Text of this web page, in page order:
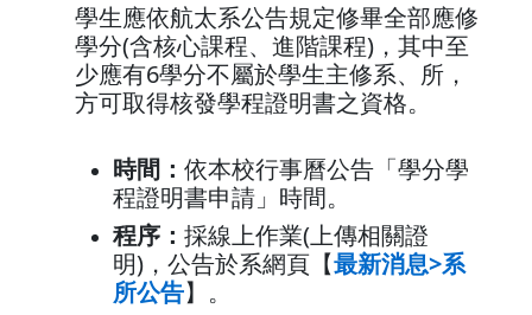
學生應依航太系公告規定修畢全部應修
學分(含核心課程、進階課程)，其中至
少應有6學分不屬於學生主修系、所，
方可取得核發學程證明書之資格。
時間：依本校行事曆公告「學分學
程證明書申請」時間。
程序：採線上作業(上傳相關證
明)，公告於系網頁【最新消息>系
所公告】。